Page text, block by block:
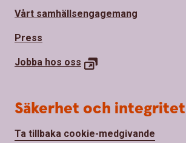
Vårt samhällsengagemang
Press
Jobba hos oss
Säkerhet och integritet
Ta tillbaka cookie-medgivande